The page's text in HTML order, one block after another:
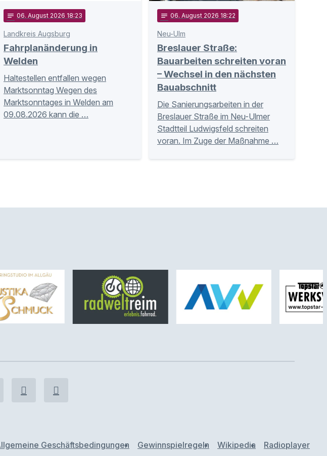
notes 06. August 2026 18:23
Landkreis Augsburg
Fahrplanänderung in
Welden
Haltestellen entfallen wegen
Marktsonntag Wegen des
Marktsonntages in Welden am
09.08.2026 kann die …
notes 06. August 2026 18:22
Neu-Ulm
Breslauer Straße:
Bauarbeiten schreiten voran
– Wechsel in den nächsten
Bauabschnitt
Die Sanierungsarbeiten in der
Breslauer Straße im Neu-Ulmer
Stadtteil Ludwigsfeld schreiten
voran. Im Zuge der Maßnahme …
Geschäftsbedingungen Gewinnspielregeln Wikipedia Radioplayer